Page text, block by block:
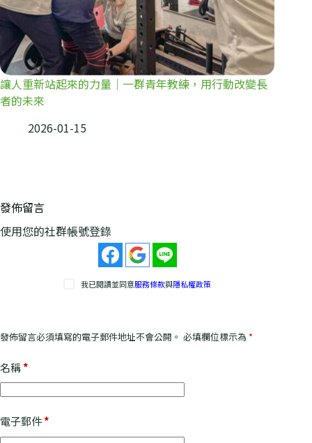
讓人重新站起來的力量｜一群青年教練，用行動改變長
者的未來
2026-01-15
發佈留言
使用您的社群帳號登錄
我已閱讀並同意服務條款與隱私權政策
發佈留言必須填寫的電子郵件地址不會公開。 必填欄位標示為 *
名稱*
電子郵件*
A
a
i
v
e
: